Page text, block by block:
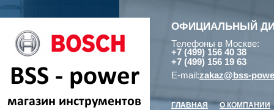
ОФИЦИАЛЬНЫЙ
Телефоны в Москве:
+7 (499) 156 40 38
+7 (499) 156 19 63
E-mail:zakaz@bss-
ГЛАВНАЯ О КОМПАНИИ